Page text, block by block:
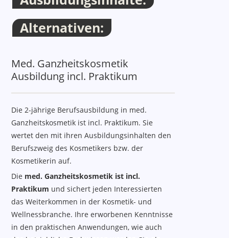
Alternativen:
Med. Ganzheitskosmetik
Ausbildung incl. Praktikum
Die 2-jährige Berufsausbildung in med.
Ganzheitskosmetik ist incl. Praktikum. Sie
wertet den mit ihren Ausbildungsinhalten den
Berufszweig des Kosmetikers bzw. der
Kosmetikerin auf.
Die med. Ganzheitskosmetik ist incl.
Praktikum und sichert jeden Interessierten
das Weiterkommen in der Kosmetik- und
Wellnessbranche. Ihre erworbenen Kenntnisse
in den praktischen Anwendungen, wie auch